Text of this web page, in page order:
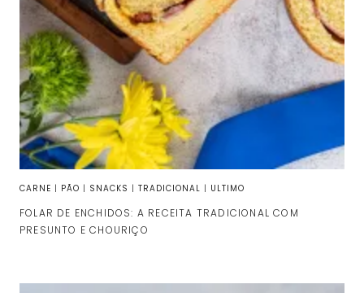
CARNE | PÃO | SNACKS | TRADICIONAL | ULTIMO
FOLAR DE ENCHIDOS: A RECEITA TRADICIONAL COM
PRESUNTO E CHOURIÇO